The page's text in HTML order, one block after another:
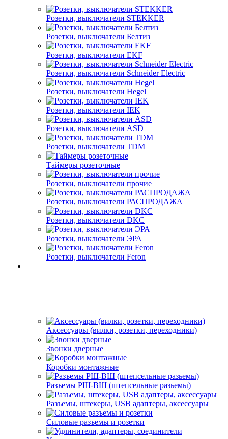
Розетки, выключатели STEKKER
Розетки, выключатели Белтиз
Розетки, выключатели EKF
Розетки, выключатели Schneider Electric
Розетки, выключатели Hegel
Розетки, выключатели IEK
Розетки, выключатели ASD
Розетки, выключатели TDM
Таймеры розеточные
Розетки, выключатели прочие
Розетки, выключатели РАСПРОДАЖА
Розетки, выключатели DKC
Розетки, выключатели ЭРА
Розетки, выключатели Feron
Аксессуары (вилки, розетки, переходники)
Звонки дверные
Коробки монтажные
Разъемы РШ-ВШ (штепсельные разьемы)
Разъемы, штекеры, USB адаптеры, аксессуары
Силовые разъемы и розетки